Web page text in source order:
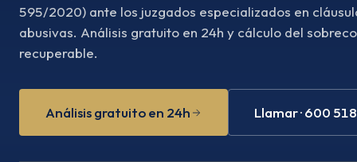
595/2020) ante los juzgados especializados en
abusivas. Análisis gratuito en 24h y cálculo del
recuperable.
Análisis gratuito en 24h Llamar · 600